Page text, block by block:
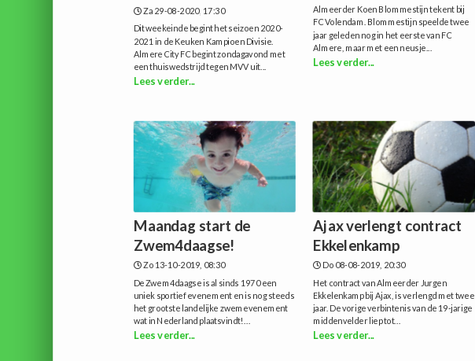
Za 29-08-2020, 17:30
Dit weekeinde begint het seizoen 2020-
2021 in de Keuken Kampioen Divisie.
Almere City FC begint zondagavond met
een thuiswedstrijd tegen MVV uit...
Lees verder...
Almeerder Koen Blommestijn tekent bij
FC Volendam. Blommestijn speelde twee
jaar geleden nog in het eerste van FC
Almere, maar met een neusje...
Lees verder...
Maandag start de
Zwem4daagse!
Zo 13-10-2019, 08:30
De Zwem4daagse is al sinds 1970 een
uniek sportief evenement en is nog steeds
het grootste landelijke zwemevenement
wat in Nederland plaatsvindt!...
Lees verder...
Ajax verlengt contract
Ekkelenkamp
Do 08-08-2019, 20:30
Het contract van Almeerder Jurgen
Ekkelenkamp bij Ajax, is verlengd met twee
jaar. De vorige verbintenis van de 19-jarige
middenvelder liep tot...
Lees verder...